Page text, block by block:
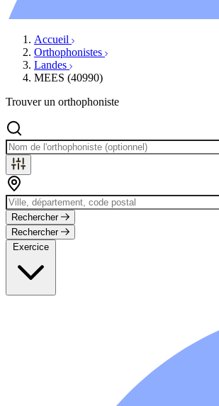
Accueil
Orthophonistes
Landes
MEES (40990)
Trouver un orthophoniste
Rechercher
Rechercher
Exercice